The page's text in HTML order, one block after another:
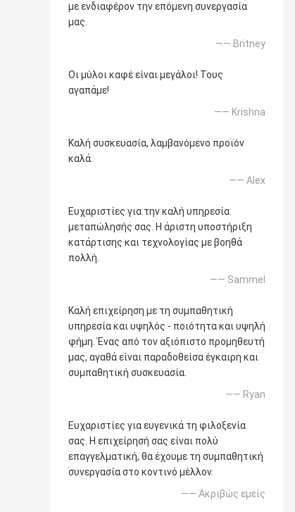
με ενδιαφέρον την επόμενη συνεργασία
μας.
—— Britney
Οι μύλοι καφέ είναι μεγάλοι! Τους
αγαπάμε!
—— Krishna
Καλή συσκευασία, λαμβανόμενο προϊόν
καλά.
—— Alex
Ευχαριστίες για την καλή υπηρεσία
μεταπώλησής σας. Η άριστη υποστήριξη
κατάρτισης και τεχνολογίας με βοηθά
πολλή.
—— Sammel
Καλή επιχείρηση με τη συμπαθητική
υπηρεσία και υψηλός - ποιότητα και υψηλή
φήμη. Ένας από τον αξιόπιστο προμηθευτή
μας, αγαθά είναι παραδοθείσα έγκαιρη και
συμπαθητική συσκευασία.
—— Ryan
Ευχαριστίες για ευγενικά τη φιλοξενία
σας. Η επιχείρησή σας είναι πολύ
επαγγελματική, θα έχουμε τη συμπαθητική
συνεργασία στο κοντινό μέλλον.
—— Ακριβώς εμείς